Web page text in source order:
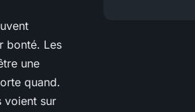
bonté. Les
une
quand.
voient sur